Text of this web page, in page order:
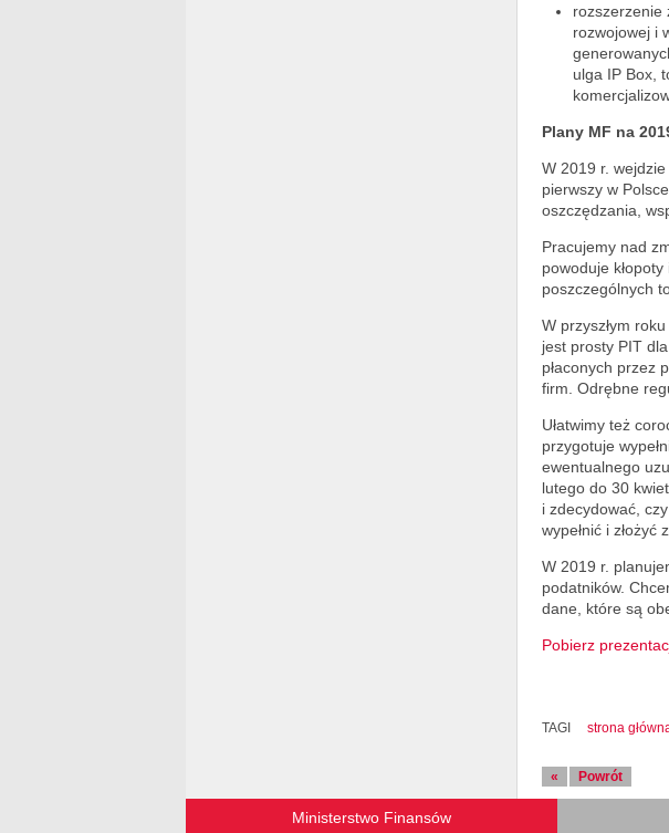
rozszerzenie
rozwojowej i
ulga IP Box,
Plany MF na
W 2019 r.
pierwszy w
oszczędzania,
Pracujemy nad
powoduje
poszczególnych
W przyszłym
jest prosty PIT
płaconych przez
firm. Odrębne
Ułatwimy też
przygotuje
ewentualnego
lutego do 30
i zdecydować,
wypełnić i
W 2019 r.
podatników.
dane, które są
Pobierz
TAGI strona
« Powrót
Ministerstwo Finansów